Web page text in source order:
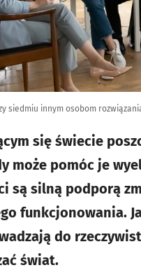
siedmiu innym osobom
się świecie
może pomóc je
są silną podporą
funkcjonowania.
do
świat.